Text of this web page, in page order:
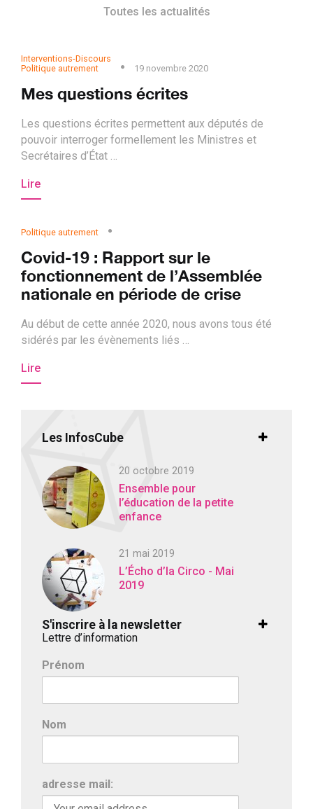
Toutes les actualités
Interventions-Discours
Politique autrement
19 novembre 2020
Mes questions écrites
Les questions écrites permettent aux députés de
pouvoir interroger formellement les Ministres et
Secrétaires d’État …
Lire
Politique autrement
Covid-19 : Rapport sur le
fonctionnement de l’Assemblée
nationale en période de crise
Au début de cette année 2020, nous avons tous été
sidérés par les évènements liés …
Lire
Les InfosCube
20 octobre 2019
Ensemble pour
l’éducation de la petite
enfance
21 mai 2019
L’Écho d’la Circo - Mai
2019
S'inscrire à la newsletter
Lettre d’information
Prénom
Nom
adresse mail: